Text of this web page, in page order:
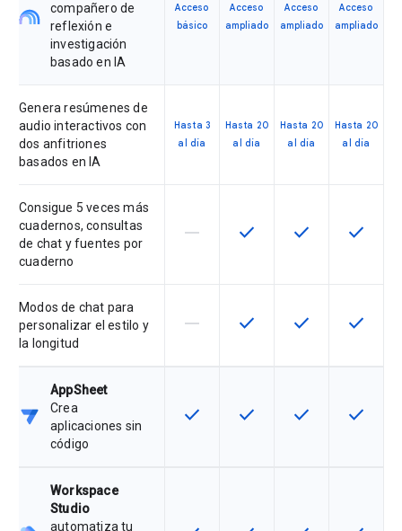
compañero de
reflexión e
investigación
basado en IA
Acceso
básico
Acceso
ampliado
Acceso
ampliado
Acceso
ampliado
Genera resúmenes de
audio interactivos con
dos anfitriones
basados en IA
Hasta 3
al día
Hasta 20
al día
Hasta 20
al día
Hasta 20
al día
Consigue 5 veces más
cuadernos, consultas
de chat y fuentes por
cuaderno
Esta función no es compatible con
horizontal_rule Esta función está
check Esta función
check Esta
check
Modos de chat para
personalizar el estilo y
la longitud
Esta función no es compatible con
horizontal_rule Esta función está
check Esta función
check Esta
check
AppSheet
Crea
aplicaciones sin
código
Esta función está disponible para
check Esta función está
check Esta función
check Esta
check
Workspace
Studio
automatiza tu